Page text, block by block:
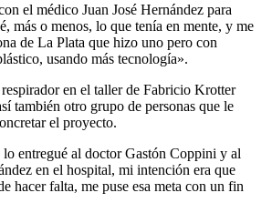
el médico Juan José Hernández para
más o menos, lo que tenía en mente, y me
de La Plata que hizo uno pero con
usando más tecnología».
en el taller de Fabricio Krotter
también otro grupo de personas que le
el proyecto.
entregué al doctor Gastón Coppini y al
en el hospital, mi intención era que
hacer falta, me puse esa meta con un fin